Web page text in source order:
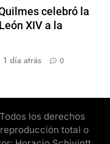
celebró la
XIV a la
1 día atrás 0
los derechos
total o